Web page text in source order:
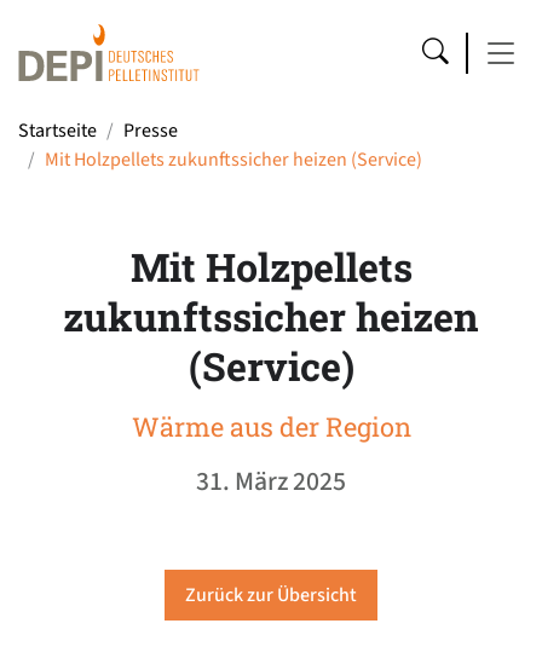
Startseite
Presse
Mit Holzpellets zukunftssicher heizen (Service)
Mit Holzpellets
zukunftssicher heizen
(Service)
Wärme aus der Region
31. März 2025
Zurück zur Übersicht